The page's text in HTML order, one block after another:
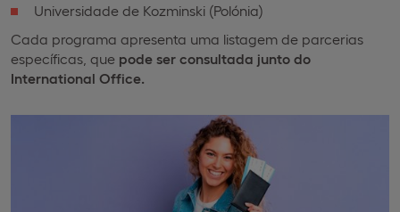
Universidade de Kozminski (Polónia)
Cada programa apresenta uma listagem de parcerias
específicas, que pode ser consultada junto do
International Office.